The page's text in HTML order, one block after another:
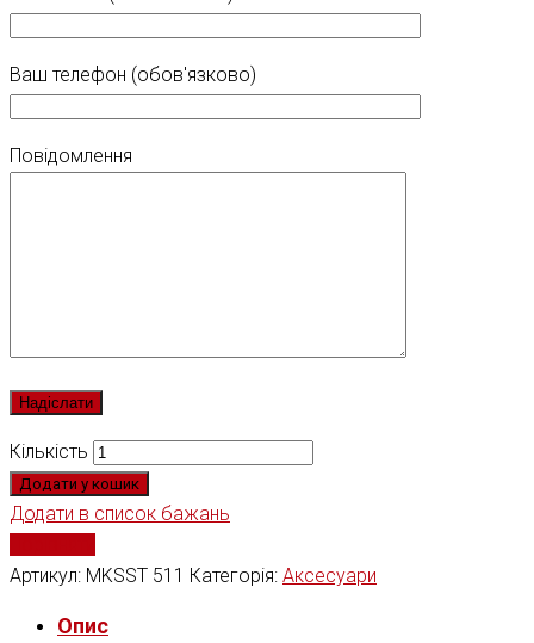
Ваш телефон (обов'язково)
Повідомлення
Кількість
Додати у кошик
Додати в список бажань
Артикул: MKSST 511 Категорія: Аксесуари
Опис